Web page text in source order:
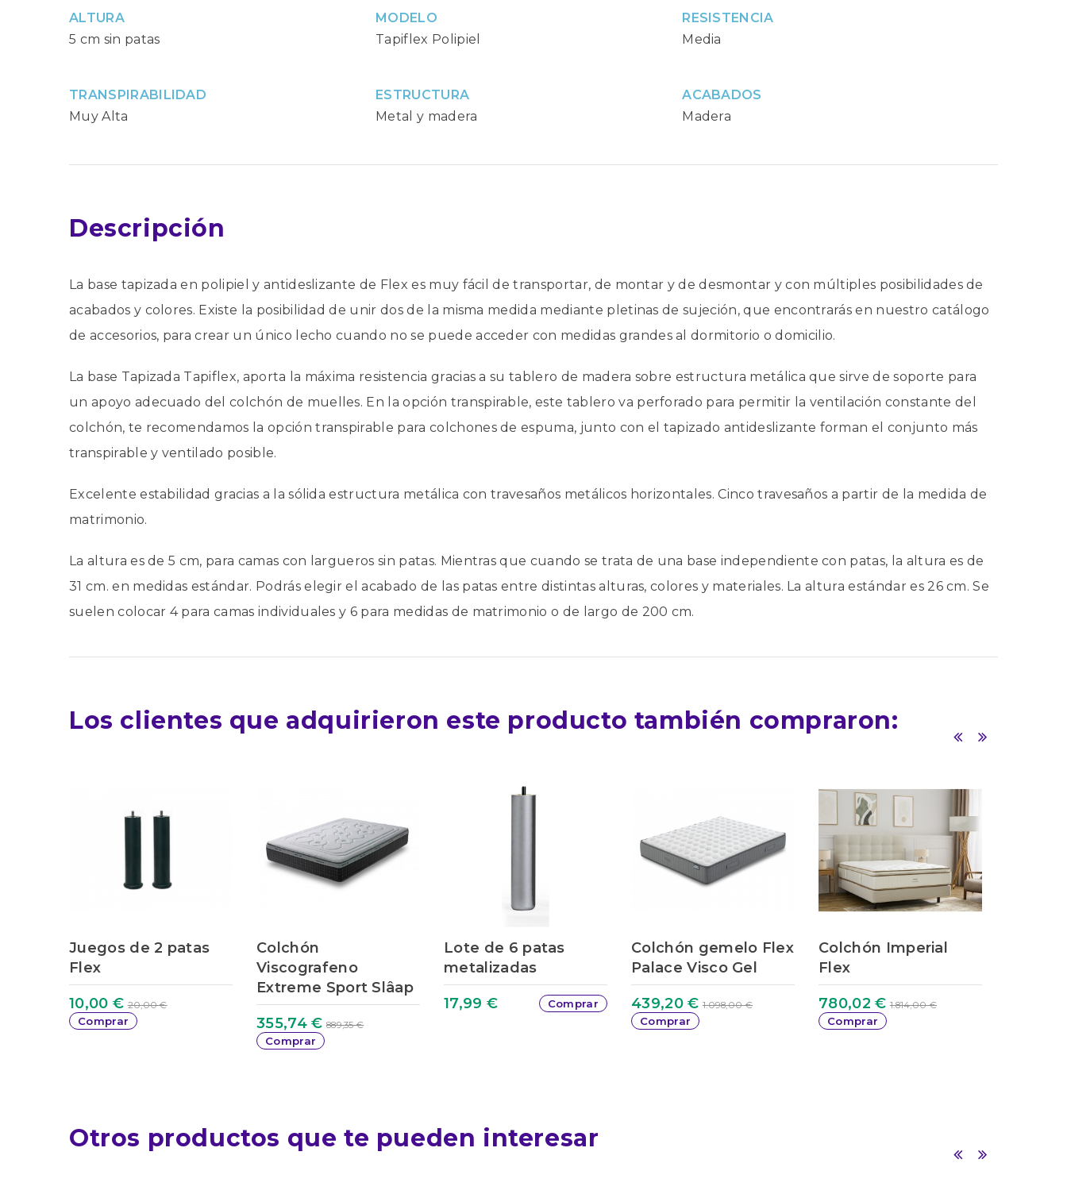
ALTURA
5 cm sin patas
MODELO
Tapiflex Polipiel
RESISTENCIA
Media
TRANSPIRABILIDAD
Muy Alta
ESTRUCTURA
Metal y madera
ACABADOS
Madera
Descripción
La base tapizada en polipiel y antideslizante de Flex es muy fácil de transportar, de montar y de desmontar y con múltiples posibilidades de
acabados y colores. Existe la posibilidad de unir dos de la misma medida mediante pletinas de sujeción, que encontrarás en nuestro catálogo
de accesorios, para crear un único lecho cuando no se puede acceder con medidas grandes al dormitorio o domicilio.
La base Tapizada Tapiflex, aporta la máxima resistencia gracias a su tablero de madera sobre estructura metálica que sirve de soporte para
un apoyo adecuado del colchón de muelles. En la opción transpirable, este tablero va perforado para permitir la ventilación constante del
colchón, te recomendamos la opción transpirable para colchones de espuma, junto con el tapizado antideslizante forman el conjunto más
transpirable y ventilado posible.
Excelente estabilidad gracias a la sólida estructura metálica con travesaños metálicos horizontales. Cinco travesaños a partir de la medida de
matrimonio.
La altura es de 5 cm, para camas con largueros sin patas. Mientras que cuando se trata de una base independiente con patas, la altura es de
31 cm. en medidas estándar. Podrás elegir el acabado de las patas entre distintas alturas, colores y materiales. La altura estándar es 26 cm. Se
suelen colocar 4 para camas individuales y 6 para medidas de matrimonio o de largo de 200 cm.
Los clientes que adquirieron este producto también compraron:
Juegos de 2 patas
Flex
10,00 € 20,00 €
Comprar
Colchón
Viscografeno
Extreme Sport Slâap
355,74 € 889,35 €
Comprar
Lote de 6 patas
metalizadas
17,99 € Comprar
Colchón gemelo Flex
Palace Visco Gel
439,20 € 1.098,00 €
Comprar
Colchón Imperial
Flex
780,02 € 1.814,00 €
Comprar
Otros productos que te pueden interesar